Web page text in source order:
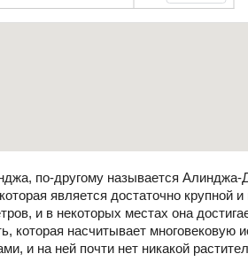
по-другому называется Алинджа-
является достаточно крупной
и в некоторых местах она
которая насчитывает многовековую
и на ней почти нет никакой